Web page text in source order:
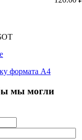
формата А4
мы могли